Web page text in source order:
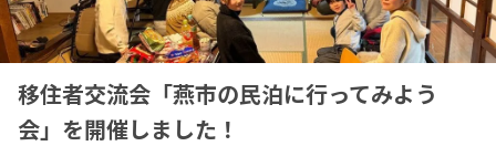
移住者交流会「燕市の民泊に行ってみよう
会」を開催しました！